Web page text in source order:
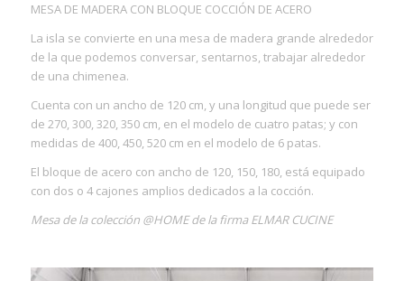
MESA DE MADERA CON BLOQUE COCCIÓN DE ACERO
La isla se convierte en una mesa de madera grande alrededor
de la que podemos conversar, sentarnos, trabajar alrededor
de una chimenea.
Cuenta con un ancho de 120 cm, y una longitud que puede ser
de 270, 300, 320, 350 cm, en el modelo de cuatro patas; y con
medidas de 400, 450, 520 cm en el modelo de 6 patas.
El bloque de acero con ancho de 120, 150, 180, está equipado
con dos o 4 cajones amplios dedicados a la cocción.
Mesa de la colección @HOME de la firma ELMAR CUCINE